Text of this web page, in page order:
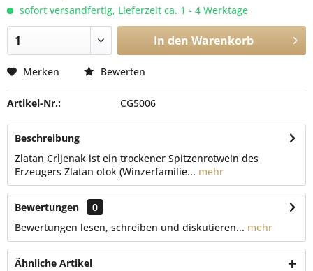
sofort versandfertig, Lieferzeit ca. 1 - 4 Werktage
In den Warenkorb
Merken Bewerten
Artikel-Nr.: CG5006
Beschreibung
Zlatan Crljenak ist ein trockener Spitzenrotwein des
Erzeugers Zlatan otok (Winzerfamilie... mehr
Bewertungen
0
Bewertungen lesen, schreiben und diskutieren... mehr
Ähnliche Artikel